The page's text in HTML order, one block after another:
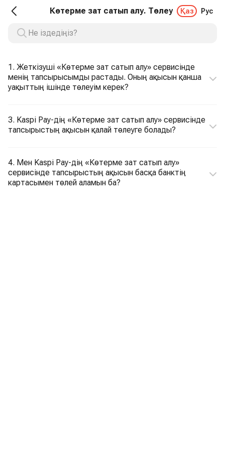
Көтерме зат сатып алу. Төлеу Қаз Рус
1. Жеткізуші «Көтерме зат сатып алу» сервисінде
менің тапсырысымды растады. Оның ақысын қанша
уақыттың ішінде төлеуім керек?
3. Kaspi Pay-дің «Көтерме зат сатып алу» сервисінде
тапсырыстың ақысын қалай төлеуге болады?
4. Мен Kaspi Pay-дің «Көтерме зат сатып алу»
сервисінде тапсырыстың ақысын басқа банктің
картасымен төлей аламын ба?